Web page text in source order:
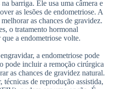
barriga. Ele usa uma câmera e
as lesões de endometriose. A
as chances de gravidez.
o tratamento hormonal
a endometriose volte.
a endometriose pode
pode incluir a remoção cirúrgica
as chances de gravidez natural.
técnicas de reprodução assistida,